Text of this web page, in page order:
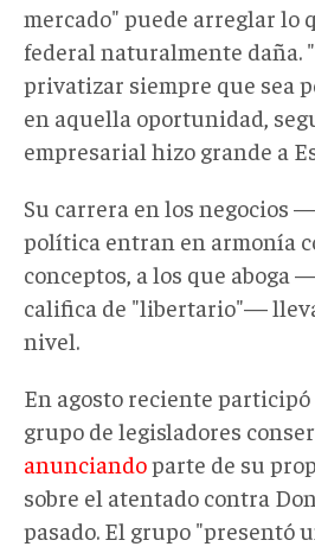
mercado" puede arreglar lo
federal naturalmente daña.
privatizar siempre que sea
en aquella oportunidad,
empresarial hizo grande a
Su carrera en los negocios
política entran en armonía
conceptos, a los que aboga
califica de "libertario"—
nivel.
En agosto reciente
grupo de legisladores
anunciandoparte de su
sobre el atentado contra
pasado. El grupo "presentó